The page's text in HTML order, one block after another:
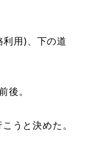
用)、下の道
。
うと決めた。